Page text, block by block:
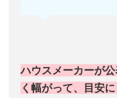
ハウスメーカーが
く幅がって、目安に